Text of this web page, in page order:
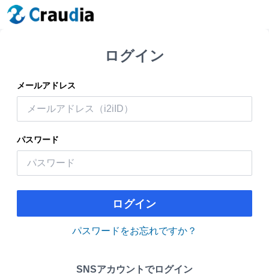
ログイン
メールアドレス
パスワード
ログイン
パスワードをお忘れですか？
SNSアカウントでログイン